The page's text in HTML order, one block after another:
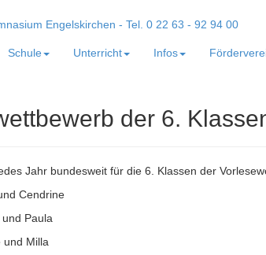
Schule Unterricht Infos
der 6.
Jahr bundesweit für die 6. Klassen der
Cendrine
Paula
und Milla